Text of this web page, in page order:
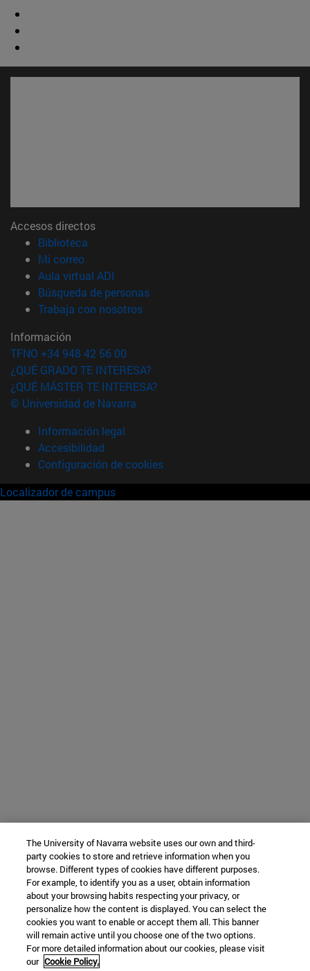
Accesos directos
Biblioteca
Mi correo(abre en nueva ventana)
Aula virtual ADI
Búsqueda de personas(abre en nueva ventana)
Trabaja con nosotros(abre en nueva ventana)
Información
TFNO +34 948 42 56 00
¿QUÉ GRADO TE INTERESA?
¿QUÉ MÁSTER TE INTERESA?
© Universidad de Navarra
Información legal
Accesibilidad
Configuración de cookies
Localizador de campus
The University of Navarra website uses our own and third-
party cookies to store and retrieve information when you
browse. Different types of cookies have different purposes.
For example, to identify you as a user, obtain information
about your browsing habits respecting your privacy, or
personalize how the content is displayed. You can select the
cookies you want to enable or accept them all. This banner
will remain active until you choose one of the two options.
For more detailed information about our cookies, please visit
our Cookie Policy.